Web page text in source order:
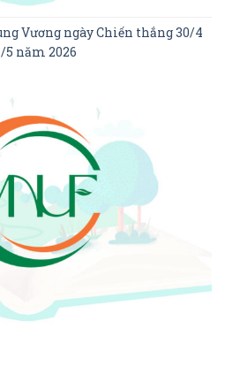
Vương ngày Chiến thắng 30/4
5 năm 2026